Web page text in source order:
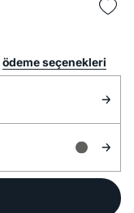
ödeme seçenekleri